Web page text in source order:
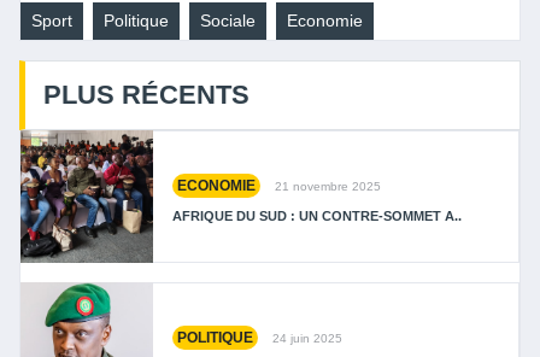
Sport Politique Sociale Economie
PLUS RÉCENTS
ECONOMIE 21 novembre 2025
AFRIQUE DU SUD : UN CONTRE-SOMMET A..
POLITIQUE 24 juin 2025